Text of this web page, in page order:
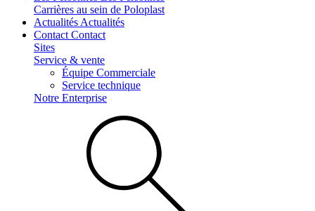
Carrières au sein de Poloplast
Actualités Actualités
Contact Contact
Sites
Service & vente
Équipe Commerciale
Service technique
Notre Enterprise